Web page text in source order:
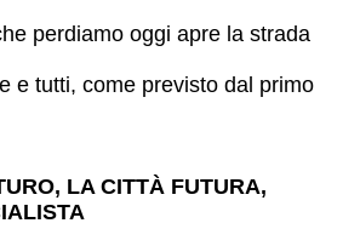
perdiamo oggi apre la strada
e tutti, come previsto dal primo
LA CITTÀ FUTURA,